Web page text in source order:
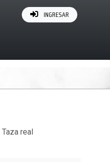
INGRESAR
real